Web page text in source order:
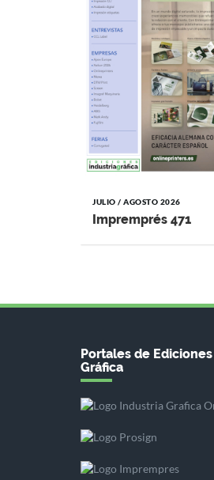
JULIO / AGOSTO 2026
Impremprés 471
Portales de
Gráfica